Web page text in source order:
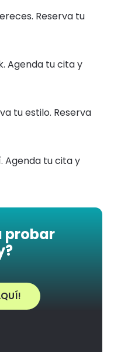
Reserva tu
Agenda tu cita y
tu estilo. Reserva
Agenda tu cita y
probar